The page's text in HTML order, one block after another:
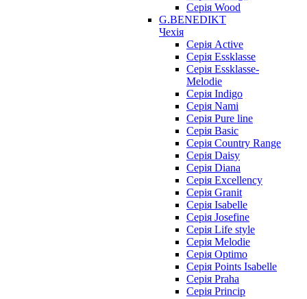
Серія Wood
G.BENEDIKT
Чехія
Cерія Active
Cерія Essklasse
Cерія Essklasse-
Melodie
Cерія Indigo
Cерія Nami
Cерія Pure line
Серія Basic
Серія Country Range
Серія Daisy
Серія Diana
Серія Excellency
Серія Granit
Серія Isabelle
Серія Josefine
Серія Life style
Серія Melodie
Серія Optimo
Серія Points Isabelle
Серія Praha
Серія Princip